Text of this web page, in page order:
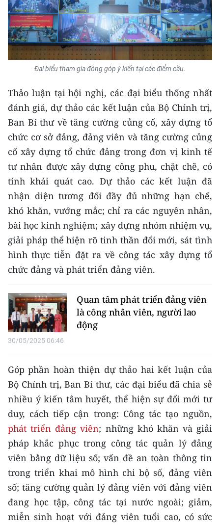
Đại biểu tham gia đóng góp ý kiến tại các điểm cầu.
Thảo luận tại hội nghị, các đại biểu thống nhất
đánh giá, dự thảo các kết luận của Bộ Chính trị,
Ban Bí thư về tăng cường củng cố, xây dựng tổ
chức cơ sở đảng, đảng viên và tăng cường củng
cố xây dựng tổ chức đảng trong đơn vị kinh tế
tư nhân được xây dựng công phu, chặt chẽ, có
tính khái quát cao. Dự thảo các kết luận đã
nhận diện tương đối đầy đủ những hạn chế,
khó khăn, vướng mắc; chỉ ra các nguyên nhân,
bài học kinh nghiệm; xây dựng nhóm nhiệm vụ,
giải pháp thể hiện rõ tinh thần đổi mới, sát tình
hình thực tiễn đặt ra về công tác xây dựng tổ
chức đảng và phát triển đảng viên.
Quan tâm phát triển đảng viên
là công nhân viên, người lao
động
30/05/2025 06:46
Góp phần hoàn thiện dự thảo hai kết luận của
Bộ Chính trị, Ban Bí thư, các đại biểu đã chia sẻ
nhiều ý kiến tâm huyết, thể hiện sự đổi mới tư
duy, cách tiếp cận trong: Công tác tạo nguồn,
phát triển đảng viên; những khó khăn và giải
pháp khắc phục trong công tác quản lý đảng
viên bằng dữ liệu số; vấn đề an toàn thông tin
trong triển khai mô hình chi bộ số, đảng viên
số; tăng cường quản lý đảng viên với đảng viên
đang học tập, công tác tại nước ngoài; giảm,
miễn sinh hoạt với đảng viên tuổi cao, có sức